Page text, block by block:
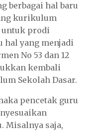
berbagai hal baru
kurikulum
untuk prodi
hal yang menjadi
No 53 dan 12
kembali
Sekolah Dasar.
pencetak guru
Misalnya saja,